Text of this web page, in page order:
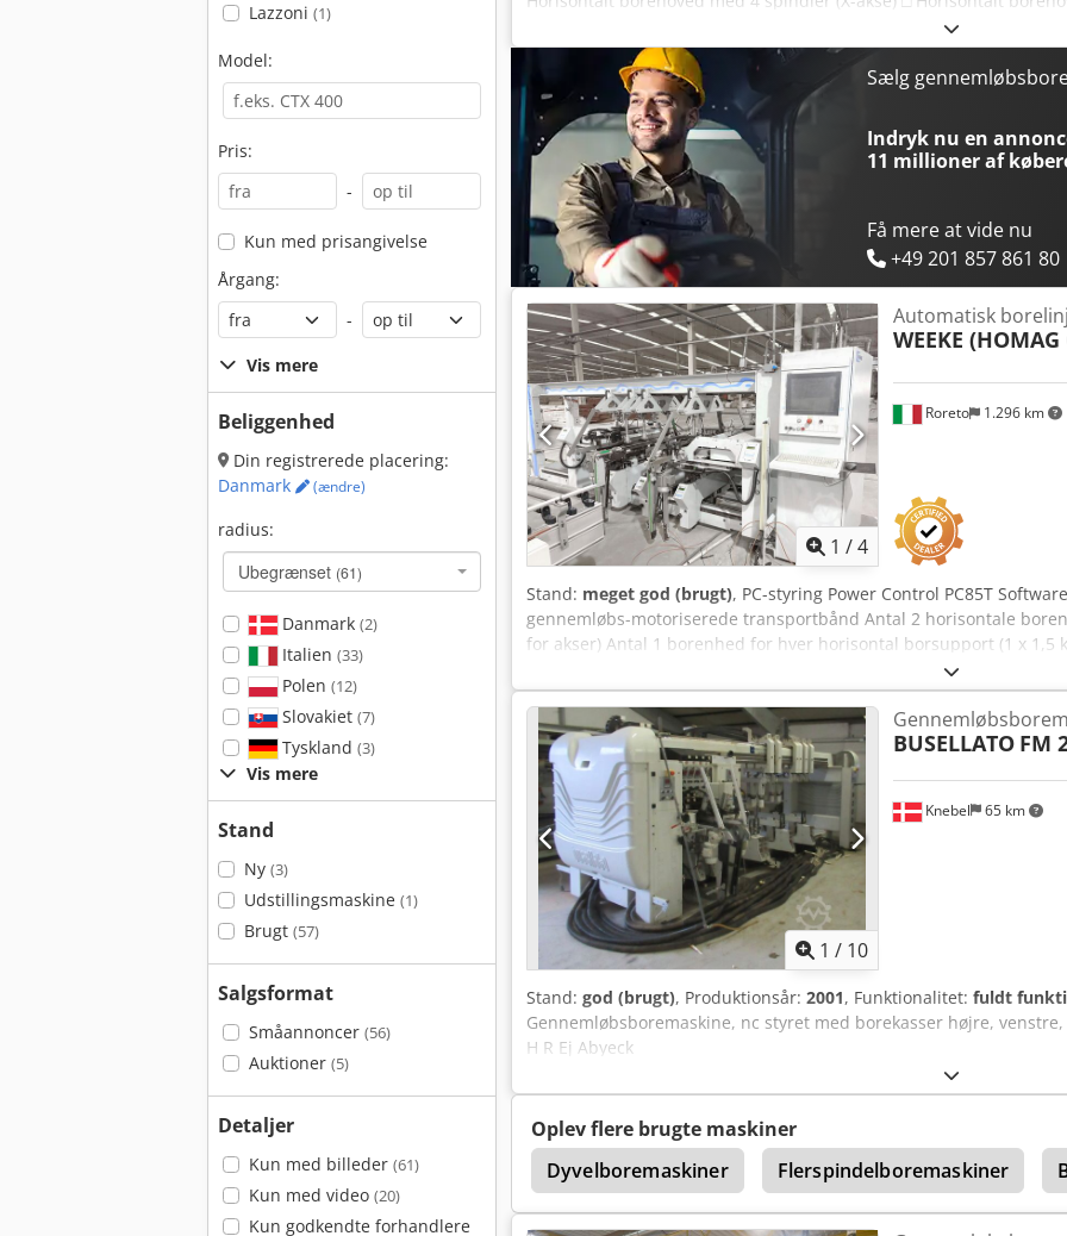
Lazzoni (1)
Model:
Pris:
-
Kun med prisangivelse
Årgang:
-
Vis mere
Beliggenhed
Din registrerede placering:
Danmark
(ændre)
radius:
Ubegrænset (61)
Danmark (2)
Italien (33)
Polen (12)
Slovakiet (7)
Tyskland (3)
Vis mere
Stand
Ny (3)
Udstillingsmaskine (1)
Brugt (57)
Salgsformat
Småannoncer (56)
Auktioner (5)
Detaljer
Kun med billeder (61)
Kun med video (20)
Kun godkendte forhandlere
Borehoved med 13 spindler □ Notsav D=100 mm (X-retning) □
Emnefastspændingssystem Aggregater / udstyr: Dcodpfx Aex Tz
frekvensomformer (HSK63) □ 4-positions værktøjsmagasin □
Maksimalt: 3050 × 850 mm □ Minimalt: 200 × 70 mm □
Produktionsår: 2018 □ POWERCONTROL styring med
brug / mulighed for demonstration □ Tilgængelighed: på lager
Dokumentation på papir + på datamedie
Sælg
Indryk nu en
11 millioner af
Få mere at vide nu
+49 201 857 861 80
1 /4
Roreto 1.296 km
Automatisk
WEEKE
Stand: meget god (brugt), PC-styring Power Control PC85T
gennemløbs-motoriserede transportbånd Antal 2 horisontale
for akser) Antal 1 borenhed for hver horisontal borsupport (1 x 1,5
horisontal borenhed Maks. arbejdsbredde (mm): 2500 Min.
Abyeck Antal 4 nedre vertikale borenheder (digital visning af
for hver nedre vertikale borsupport (2 x 1,5 kW) Antal 4 øvre
Samlet tilslutningseffekt (kW): 35
1 / 10
Knebel 65 km
BUSELLATO FM
Stand: god (brugt), Produktionsår: 2001, Funktionalitet: fuldt
Gennemløbsboremaskine, nc styret med borekasser højre,
H R Ej Abyeck
Oplev flere brugte maskiner
Dyvelboremaskiner
Flerspindelboremaskiner
Homag Drillteq V-500 Homag Edgeteq T-100